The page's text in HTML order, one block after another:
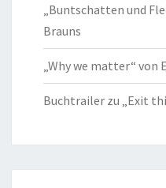
„Buntschatten und
Brauns
„Why we matter“ von
Buchtrailer zu „Exit